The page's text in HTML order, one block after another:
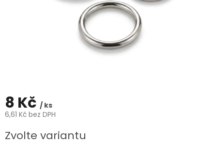
8 Kč / ks
6,61 Kč bez DPH
cena:
Zvolte variantu